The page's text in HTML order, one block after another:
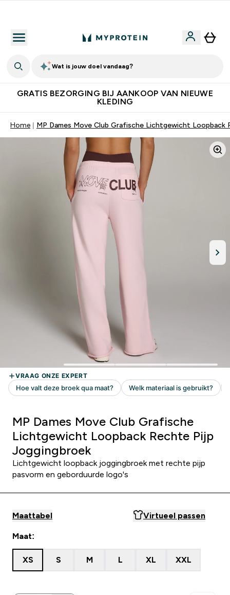
Wat is jouw doel vandaag?
GRATIS BEZORGING BIJ AANKOOP VAN NIEUWE
KLEDING
Home MP Dames Move Club Grafische Lichtgewicht Loopback
MP Dames Move Club Grafische
Lichtgewicht Loopback Rechte Pijp
Joggingbroek
Lichtgewicht loopback joggingbroek met rechte pijp
pasvorm en geborduurde logo's
Maattabel Virtueel passen
Maat:
XS S M L XL XXL